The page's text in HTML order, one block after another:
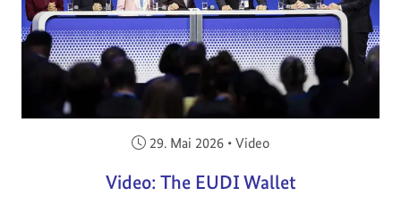
Veröffentlicht am:
29. Mai 2026 • Video
Video: The EUDI Wallet